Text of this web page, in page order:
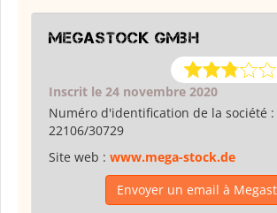
Megastock Gmbh
Inscrit le 24 novembre 2020
Numéro d'identification de la société :
22106/30729
Site web : www.mega-stock.de
Envoyer un email à